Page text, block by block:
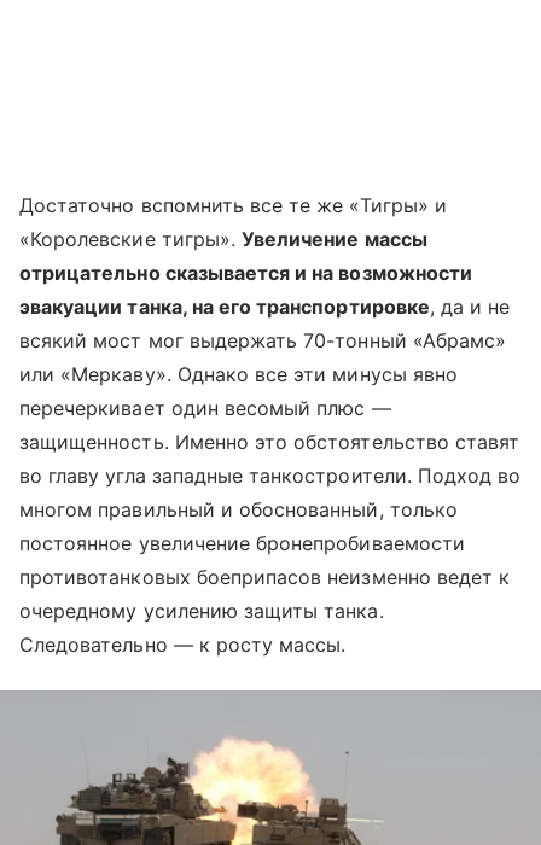
Достаточно вспомнить все те же «Тигры» и
«Королевские тигры».Увеличение массы
отрицательно сказывается и на возможности
эвакуации танка, на его транспортировке, да и не
всякий мост мог выдержать 70-тонный «Абрамс»
или «Меркаву». Однако все эти минусы явно
перечеркивает один весомый плюс —
защищенность. Именно это обстоятельство ставят
во главу угла западные танкостроители. Подход во
многом правильный и обоснованный, только
постоянное увеличение бронепробиваемости
противотанковых боеприпасов неизменно ведет к
очередному усилению защиты танка.
Следовательно — к росту массы.